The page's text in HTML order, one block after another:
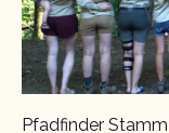
Pfadfinder